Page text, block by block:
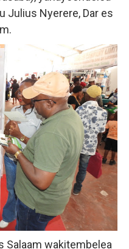
Julius Nyerere, Dar es
Salaam wakitembelea